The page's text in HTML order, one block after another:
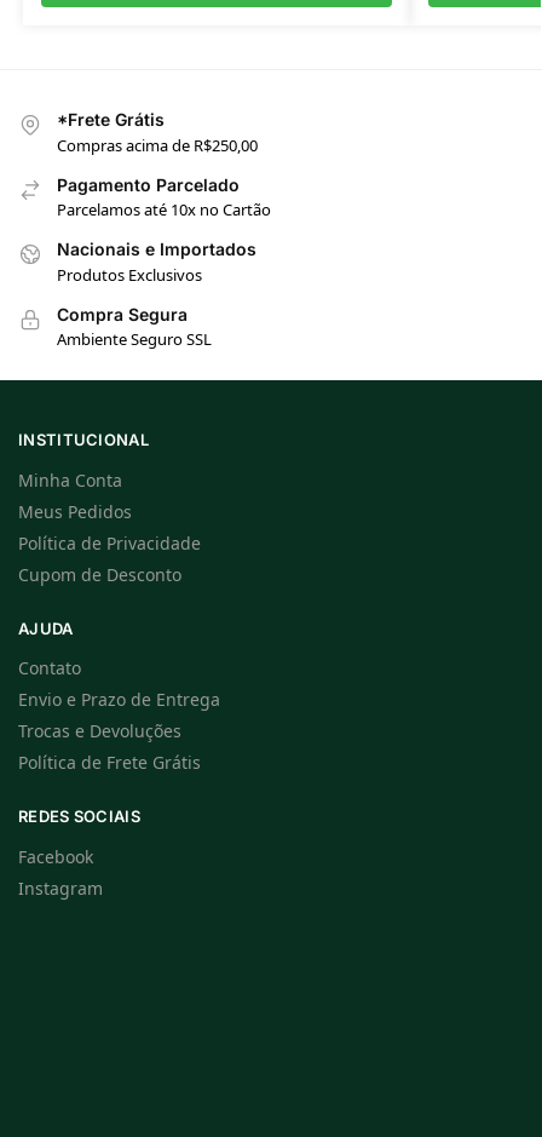
*Frete Grátis
Compras acima de R$250,00
Pagamento Parcelado
Parcelamos até 10x no Cartão
Nacionais e Importados
Produtos Exclusivos
Compra Segura
Ambiente Seguro SSL
INSTITUCIONAL
Minha Conta
Meus Pedidos
Política de Privacidade
Cupom de Desconto
AJUDA
Contato
Envio e Prazo de Entrega
Trocas e Devoluções
Política de Frete Grátis
REDES SOCIAIS
Facebook
Instagram